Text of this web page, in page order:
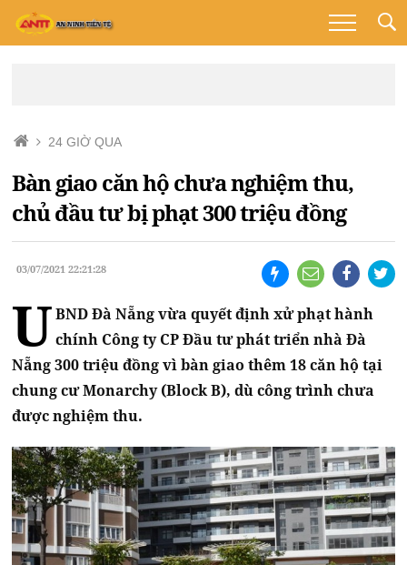
24 GIỜ QUA
Bàn giao căn hộ chưa nghiệm thu,
chủ đầu tư bị phạt 300 triệu đồng
03/07/2021 22:21:28
U BND Đà Nẵng vừa quyết định xử phạt hành
chính Công ty CP Đầu tư phát triển nhà Đà
Nẵng 300 triệu đồng vì bàn giao thêm 18 căn hộ tại
chung cư Monarchy (Block B), dù công trình chưa
được nghiệm thu.